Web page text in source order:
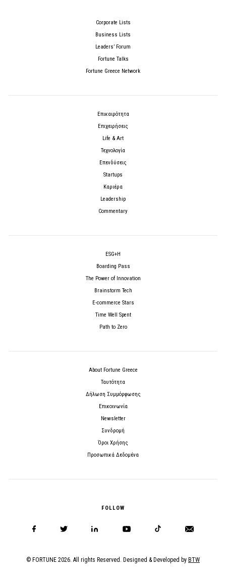
Corporate Lists
Business Lists
Leaders’ Forum
Fortune Talks
Fortune Greece Network
Επικαιρότητα
Επιχειρήσεις
Life & Art
Τεχνολογία
Επενδύσεις
Startups
Καριέρα
Leadership
Commentary
ESG+H
Boarding Pass
The Power of Innovation
Brainstorm Tech
E-commerce Stars
Time Well Spent
Path to Zero
About Fortune Greece
Ταυτότητα
Δήλωση Συμμόρφωσης
Επικοινωνία
Newsletter
Συνδρομή
Όροι Χρήσης
Προσωπικά Δεδομένα
FOLLOW
© FORTUNE 2026. All rights Reserved. Designed & Developed by BTW